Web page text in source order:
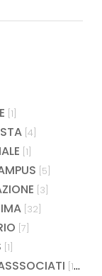
[1]
[4]
[1]
[5]
[3]
[32]
[7]
[1]
[15]